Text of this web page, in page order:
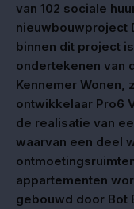
van 102 sociale
nieuwbouwproject
binnen dit project
ondertekenen van
Kennemer Wonen,
ontwikkelaar Pro6
de realisatie van
waarvan een deel
appartementen
gebouwd door Bot